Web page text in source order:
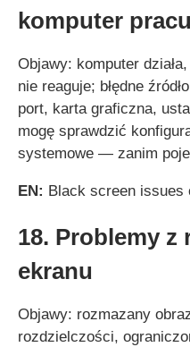
komputer
Objawy: komputer
nie reaguje; błędne
port, karta graficzna,
mogę sprawdzić
systemowe — zanim
EN: Black screen issues
18. Problemy z
ekranu
Objawy: rozmazany
rozdzielczości,